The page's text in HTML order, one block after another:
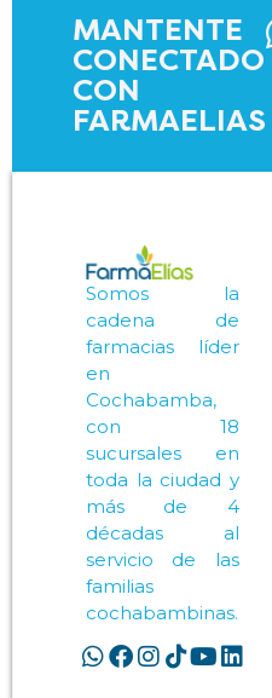
MANTENTE
CONECTADO
CON
FARMAELIAS
Somos la
cadena de
farmacias líder
en
Cochabamba,
con 18
sucursales en
toda la ciudad y
más de 4
décadas al
servicio de las
familias
cochabambinas.